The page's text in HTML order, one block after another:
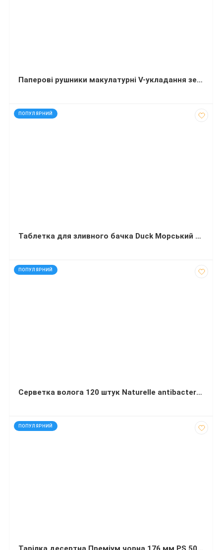
Паперові рушники макулатурні V-укладання зелені 160 аркушів (АМ)
ПОПУЛЯРНИЙ
код: 40863
Таблетка для зливного бачка Duck Морський 2х50 грамів
ПОПУЛЯРНИЙ
код: 15058
Серветка волога 120 штук Naturelle antibacterial
ПОПУЛЯРНИЙ
код: 11930